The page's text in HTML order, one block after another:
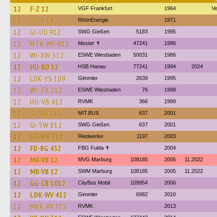
12 F-Z 12 VGF Frankfurt 1964
12 FD-N 14 RhönEnergie 1971
12 GI-UU 912 SWG Gießen 5183 1985
12 MTK-ME 912 Mester ✝ 47241 1986
12 WI-XW 512 ESWE Wiesbaden 50031 1986
12 HU-BD 12 HSB Hanau 77241 1994 2024
12 LDK-YS 109 Gimmler 2639 1995
12 WI-ZX 212 ESWE Wiesbaden 76 1998
12 HU-VB 412 RVMK 366 1999
12 GI-SW 812 MIT.BUS 637 2001
12 GI-SW 812 SWG Gießen 637 2001
12 GG-MB 712 Riedwerke 1197 2003
12 FD-BG 432 FBG Fulda ✝ 2004
12 MR-VB 12 MVG Marburg 108185 2005 11.2022
12 MR-VB 12 SWM Marburg 108185 2005 11.2022
12 GG-CB 1012 CityBus Mobil 109954 2006
12 LDK-WV 412 Gimmler 6982 2010
12 MKK-RV 512 RVMK 2013